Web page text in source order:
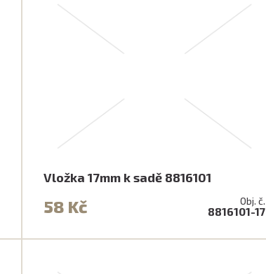
Vložka 17mm k sadě 8816101
58 Kč Obj. č.
8816101-17